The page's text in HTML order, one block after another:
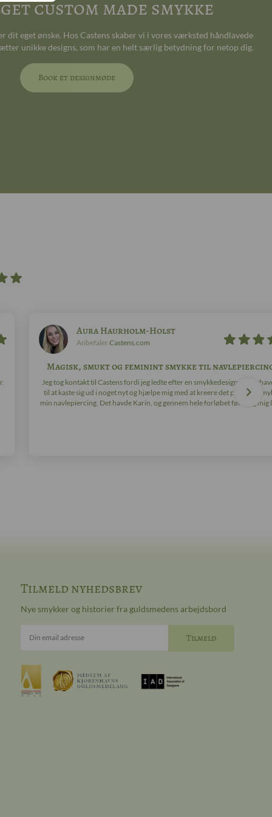
custom made smykke
dit eget ønske. Hos Castens skaber vi i vores værksted håndlavede
unikke designs, som har en helt særlig betydning for netop dig.
Book et designmøde
Aura Haurholm-Holst
Anbefaler Castens.com
Magisk, smukt og feminint smykke til
Jeg tog kontakt til Castens fordi jeg ledte efter en smykkedesigner, der
til at kaste sig ud i noget nyt og hjælpe mig med at kreere det perfekte
min navlepiercing. Det havde Karin, og gennem hele forløbet følte jeg mig
Tilmeld nyhedsbrev
Nye smykker og historier fra guldsmedens arbejdsbord
Din email adresse